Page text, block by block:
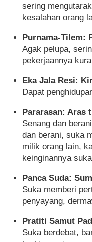
sering
kesalahan orang
Purnama-Tilem:
Agak pelupa,
pekerjaannya
Eka Jala Resi:
Dapat
Pararasan: Aras
Senang dan
dan berani, suka
milik orang lain,
keinginannya
Panca Suda:
Suka memberi
penyayang,
Pratiti Samut
Suka berdebat,